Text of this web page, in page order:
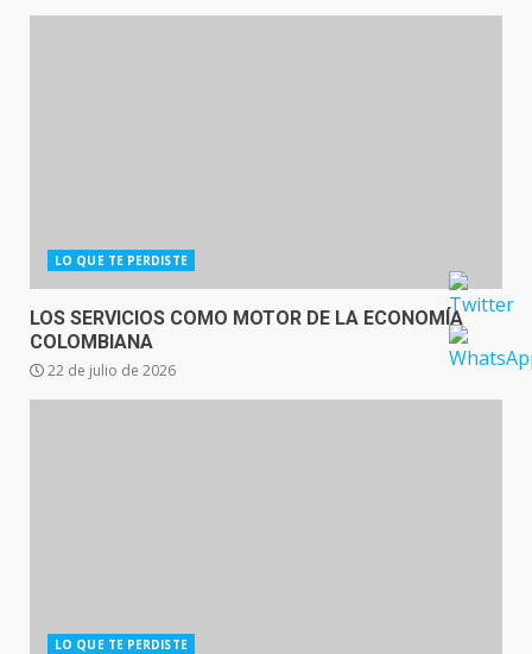
LO QUE TE PERDISTE
LOS SERVICIOS COMO MOTOR DE LA ECONOMÍA
COLOMBIANA
22 de julio de 2026
LO QUE TE PERDISTE